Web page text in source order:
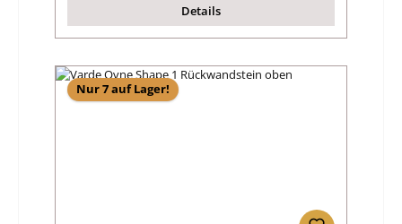
Details
Nur 7 auf Lager!